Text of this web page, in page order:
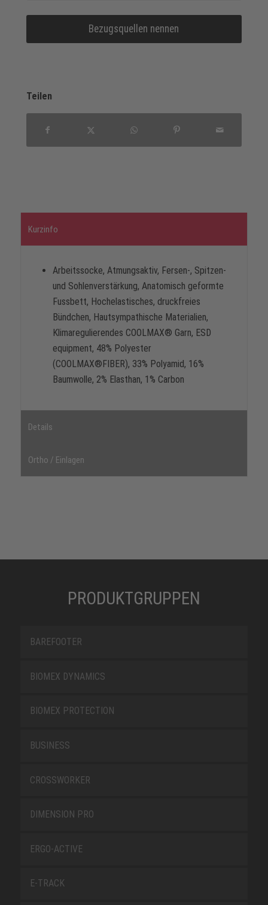
Bezugsquellen nennen
Teilen
Kurzinfo
Arbeitssocke, Atmungsaktiv, Fersen-, Spitzen-
und Sohlenverstärkung, Anatomisch geformte
Fussbett, Hochelastisches, druckfreies
Bündchen, Hautsympathische Materialien,
Klimaregulierendes COOLMAX® Garn, ESD
equipment, 48% Polyester
(COOLMAX®FIBER), 33% Polyamid, 16%
Baumwolle, 2% Elasthan, 1% Carbon
Details
Ortho / Einlagen
PRODUKTGRUPPEN
BAREFOOTER
BIOMEX DYNAMICS
BIOMEX PROTECTION
BUSINESS
CROSSWORKER
DIMENSION PRO
ERGO-ACTIVE
E-TRACK